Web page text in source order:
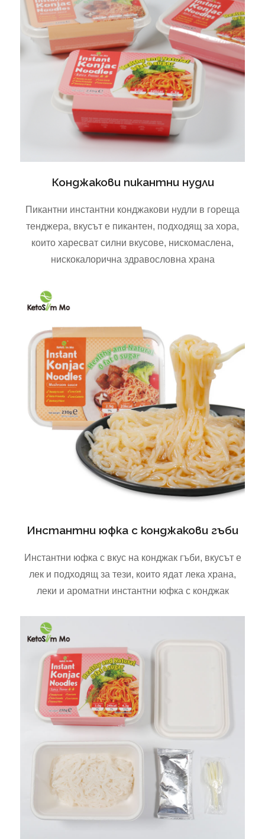
Конджакови пикантни нудли
Пикантни инстантни конджакови нудли в гореща
тенджера, вкусът е пикантен, подходящ за хора,
които харесват силни вкусове, нискомаслена,
нискокалорична здравословна храна
Инстантни юфка с конджакови гъби
Инстантни юфка с вкус на конджак гъби, вкусът е
лек и подходящ за тези, които ядат лека храна,
леки и ароматни инстантни юфка с конджак